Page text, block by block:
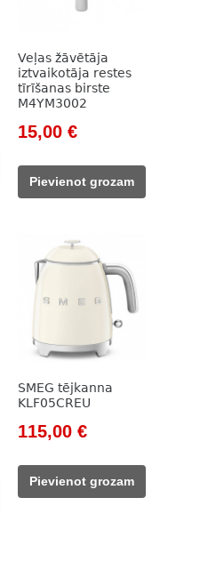
Veļas žāvētāja
iztvaikotāja restes
tīrīšanas birste
M4YM3002
Original
was:
21,00 €.
15,00 €Current
Pievienot grozam
SMEG tējkanna
KLF05CREU
Original
was:
131,00 €.
115,00 €Current
115,00 €.
Pievienot grozam